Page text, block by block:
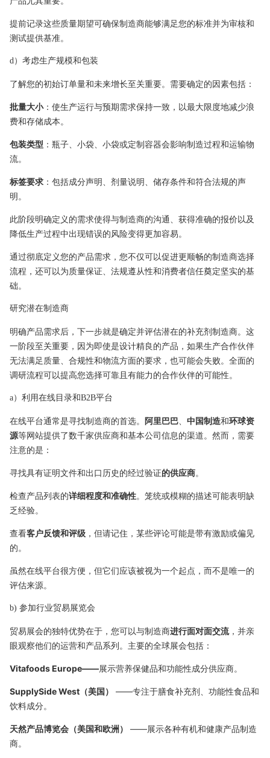
提前记录这些质量期望可确保制造商能够满足您的标准并为审核和
测试提供基准。
d）考虑生产规模和包装
了解您的初始订单量和未来增长至关重要。需要确定的因素包括：
批量大小：使生产运行与预期需求保持一致，以最大限度地减少浪
费和存储成本。
包装类型 ：瓶子、小袋、小袋或定制容器会影响制造过程和运输物
流。
标签要求 ：包括成分声明、剂量说明、储存条件和符合法规的声
明。
此阶段明确定义的需求使得与制造商的沟通、获得准确的报价以及
降低生产过程中出现错误的风险变得更加容易。
通过彻底定义您的产品需求，您不仅可以促进更顺畅的制造商选择
流程，还可以为质量保证、法规遵从性和消费者信任奠定坚实的基
础。
研究潜在制造商
明确产品需求后，下一步就是确定并评估潜在的补充剂制造商。这
一阶段至关重要，因为即使是设计精良的产品，如果生产合作伙伴
无法满足质量、合规性和物流方面的要求，也可能会失败。全面的
调研流程可以提高您选择可靠且有能力的合作伙伴的可能性。
a）利用在线目录和B2B平台
在线平台通常是寻找制造商的首选。 阿里巴巴 中国制造和环球资
源等网站提供了数千家供应商和基本公司信息的渠道。然而，需要
注意的是：
寻找具有证明文件和出口历史的经过验证的供应商。
检查产品列表的详细程度和准确性。笼统或模糊的描述可能表明缺
乏经验。
查看客户反馈和评级 ，但请记住，某些评论可能是带有激励或偏见
的。
虽然在线平台很方便，但它们应该被视为一个起点，而不是唯一的
评估来源。
b) 参加行业贸易展览会
贸易展会的独特优势在于，您可以与制造商进行面对面交流，并亲
眼观察他们的运营和产品系列。主要的全球展会包括：
Vitafoods Europe——展示营养保健品和功能性成分供应商。
SupplySide West（美国）
——专注于膳食补充剂、功能性食品和
饮料成分。
天然产品博览会（美国和欧洲）
——展示各种有机和健康产品制造
商。